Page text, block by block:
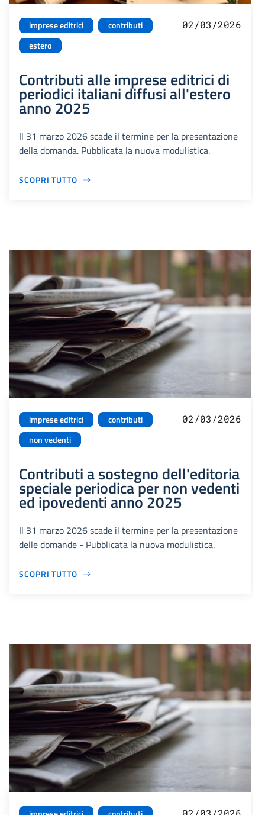
imprese editrici
contributi
estero
02/03/2026
Contributi alle imprese editrici di
periodici italiani diffusi all'estero
anno 2025
Il 31 marzo 2026 scade il termine per la presentazione
della domanda. Pubblicata la nuova modulistica.
SCOPRI TUTTO
imprese editrici
contributi
non vedenti
02/03/2026
Contributi a sostegno dell'editoria
speciale periodica per non vedenti
ed ipovedenti anno 2025
Il 31 marzo 2026 scade il termine per la presentazione
delle domande - Pubblicata la nuova modulistica.
SCOPRI TUTTO